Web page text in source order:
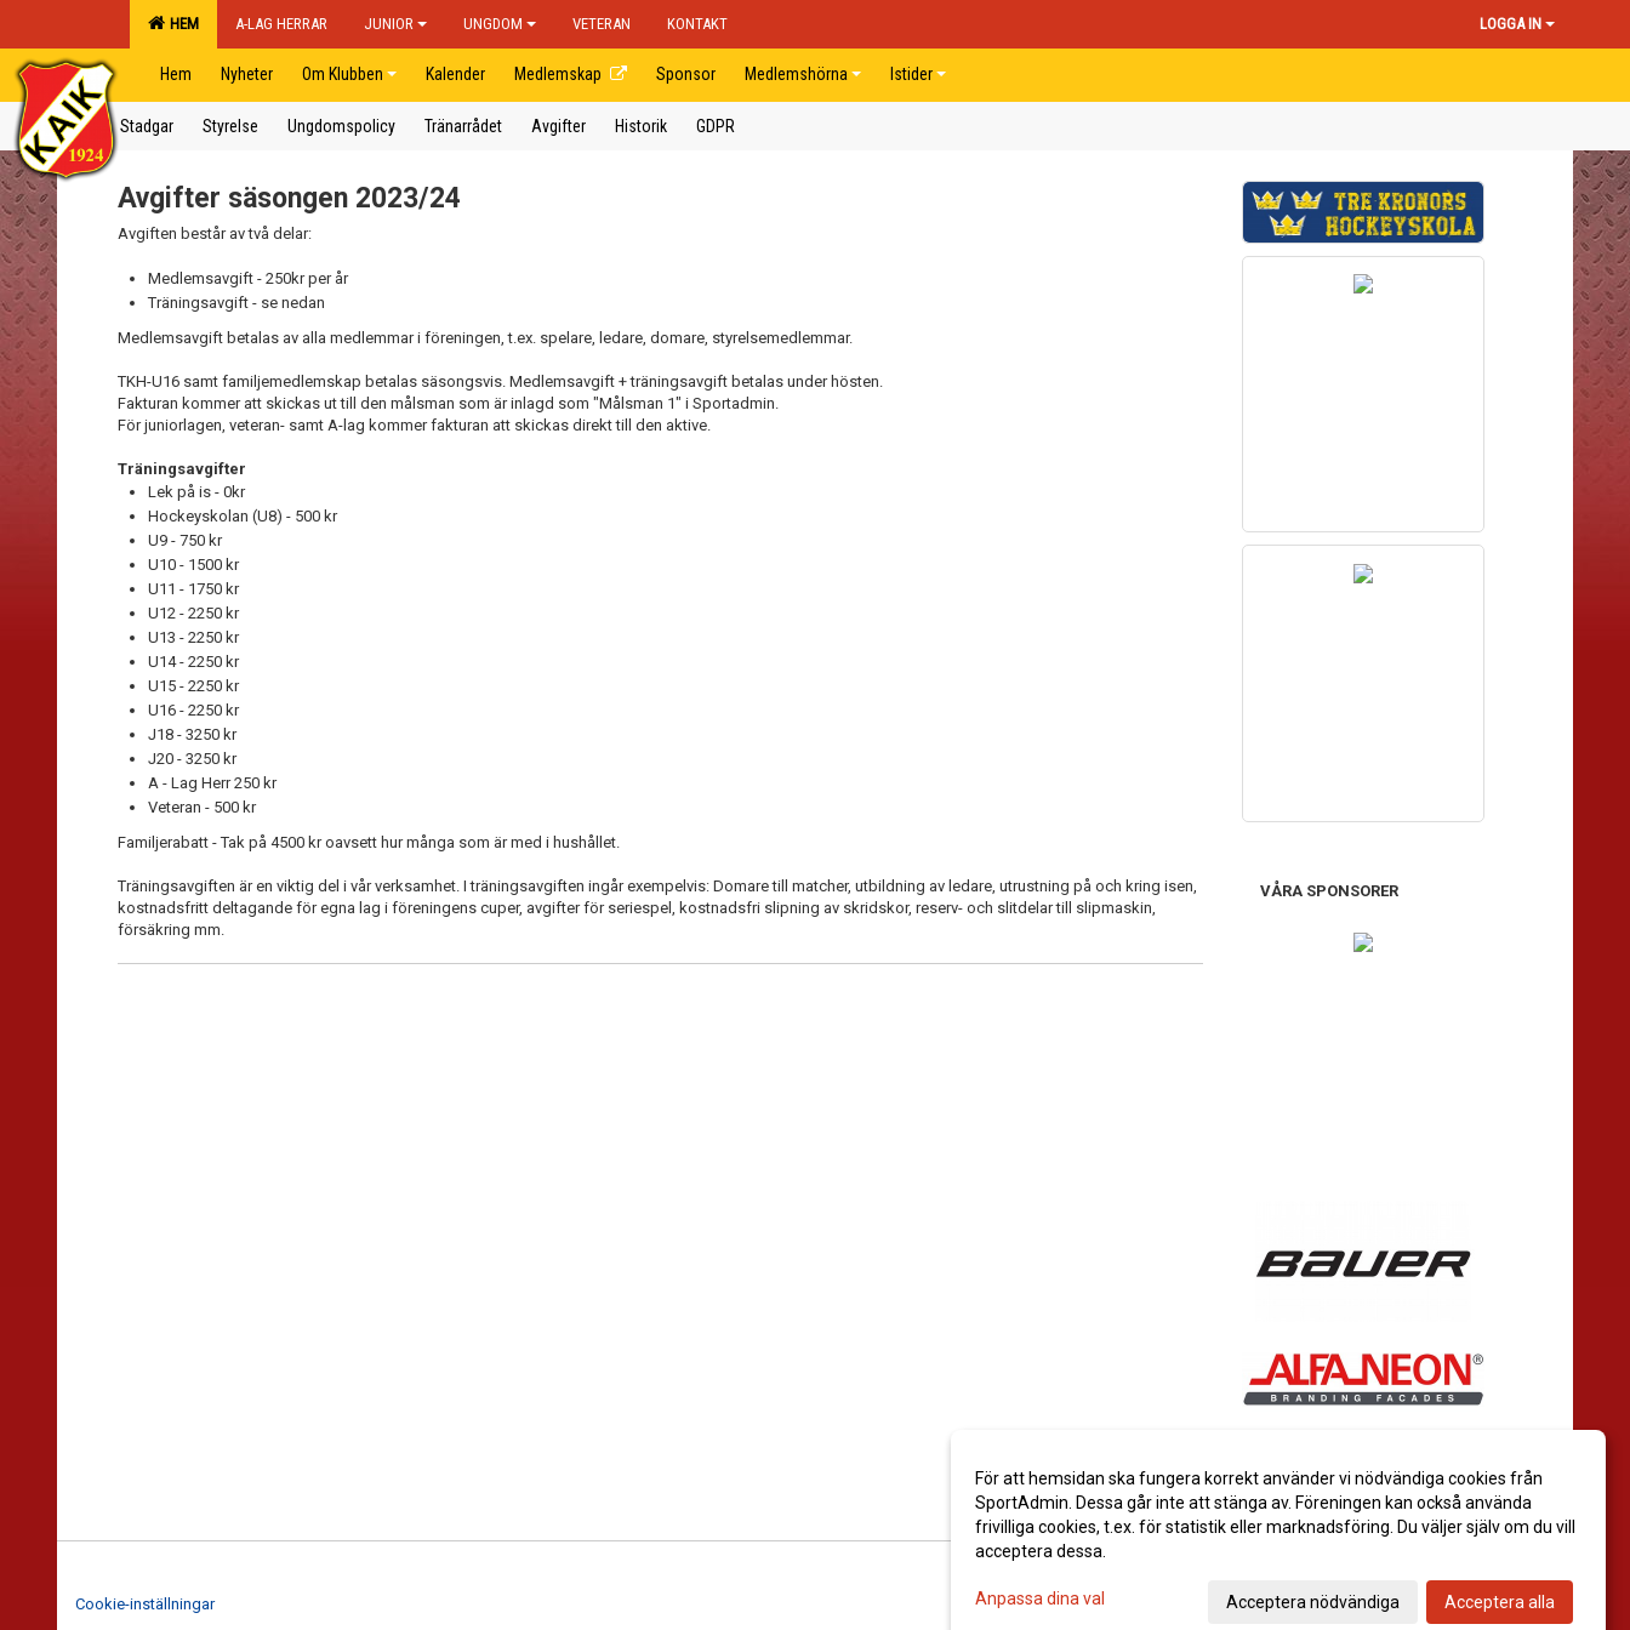
HEM A-LAG HERRAR JUNIOR UNGDOM VETERAN KONTAKT LOGGA IN
Hem Nyheter Om Klubben Kalender Medlemskap Sponsor Medlemshörna Istider
Stadgar Styrelse Ungdomspolicy Tränarrådet Avgifter Historik GDPR
Avgifter säsongen 2023/24
Avgiften består av två delar:
Medlemsavgift - 250kr per år
Träningsavgift - se nedan
Medlemsavgift betalas av alla medlemmar i föreningen, t.ex. spelare, ledare, domare, styrelsemedlemmar.
TKH-U16 samt familjemedlemskap betalas säsongsvis. Medlemsavgift + träningsavgift betalas under hösten.
Fakturan kommer att skickas ut till den målsman som är inlagd som "Målsman 1" i Sportadmin.
För juniorlagen, veteran- samt A-lag kommer fakturan att skickas direkt till den aktive.
Träningsavgifter
Lek på is - 0kr
Hockeyskolan (U8) - 500 kr
U9 - 750 kr
U10 - 1500 kr
U11 - 1750 kr
U12 - 2250 kr
U13 - 2250 kr
U14 - 2250 kr
U15 - 2250 kr
U16 - 2250 kr
J18 - 3250 kr
J20 - 3250 kr
A - Lag Herr 250 kr
Veteran - 500 kr
Familjerabatt - Tak på 4500 kr oavsett hur många som är med i hushållet.
Träningsavgiften är en viktig del i vår verksamhet. I träningsavgiften ingår exempelvis: Domare till matcher, utbildning av ledare, utrustning på och kring isen,
kostnadsfritt deltagande för egna lag i föreningens cuper, avgifter för seriespel, kostnadsfri slipning av skridskor, reserv- och slitdelar till slipmaskin,
försäkring mm.
VÅRA SPONSORER
Cookie-inställningar
För att hemsidan ska fungera korrekt använder vi nödvändiga cookies från
SportAdmin. Dessa går inte att stänga av. Föreningen kan också använda
frivilliga cookies, t.ex. för statistik eller marknadsföring. Du väljer själv om du vill
acceptera dessa.
Anpassa dina val Acceptera nödvändiga Acceptera alla